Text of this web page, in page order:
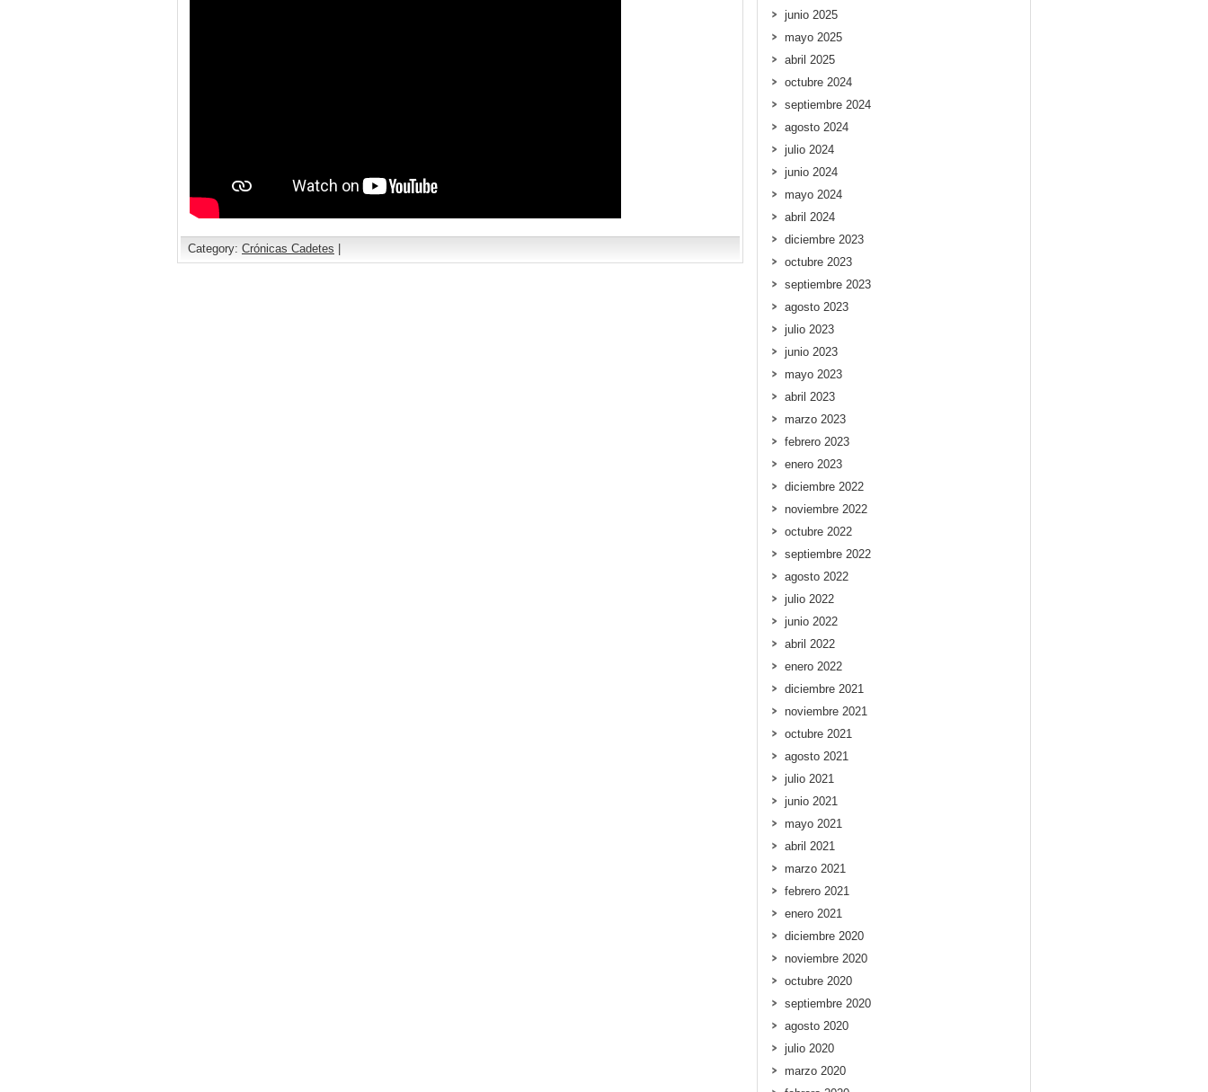
Category: Crónicas Cadetes
junio 2025
mayo 2025
abril 2025
octubre 2024
septiembre 2024
agosto 2024
julio 2024
junio 2024
mayo 2024
abril 2024
diciembre 2023
octubre 2023
septiembre 2023
agosto 2023
julio 2023
junio 2023
mayo 2023
abril 2023
marzo 2023
febrero 2023
enero 2023
diciembre 2022
noviembre 2022
octubre 2022
septiembre 2022
agosto 2022
julio 2022
junio 2022
abril 2022
enero 2022
diciembre 2021
noviembre 2021
octubre 2021
agosto 2021
julio 2021
junio 2021
mayo 2021
abril 2021
marzo 2021
febrero 2021
enero 2021
diciembre 2020
noviembre 2020
octubre 2020
septiembre 2020
agosto 2020
julio 2020
marzo 2020